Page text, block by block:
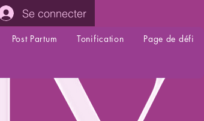
Se connecter
Post Partum Tonification Page de défi